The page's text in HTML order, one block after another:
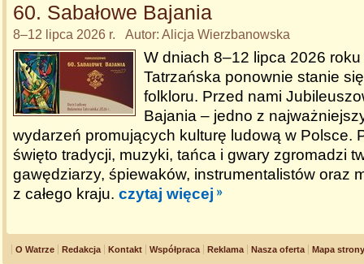
60. Sabałowe Bajania
8–12 lipca 2026 r. Autor: Alicja Wierzbanowska
W dniach 8–12 lipca 2026
Tatrzańska ponownie stanie
folkloru. Przed nami
Bajania – jedno z
wydarzeń promujących kulturę ludową w Polsce.
święto tradycji, muzyki, tańca i gwary zgromadzi
gawędziarzy, śpiewaków, instrumentalistów oraz
z całego kraju. czytaj więcej
O Watrze Redakcja Kontakt Współpraca Reklama Nasza oferta Mapa strony